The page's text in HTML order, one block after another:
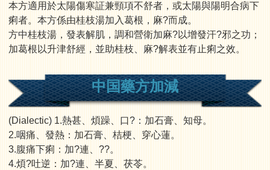
本方適用於太陽傷寒証兼頸項不舒者，或太陽與陽明合病下
痢者。本方係由桂枝湯加入葛根，麻?而成。
方中桂枝湯，發表解肌，調和營衛加麻?以增發汗?邪之功；
加葛根以升津舒經，並助桂枝、麻?解表並有止痢之效。
中国藥方加減
(Dialectic) 1.熱甚、煩躁、口?：加石膏、知母。
2.咽痛、發熱：加石膏、桔梗、穿心蓮。
3.腹痛下痢：加?連、??。
4.煩?吐逆：加?連、半夏、茯苓。